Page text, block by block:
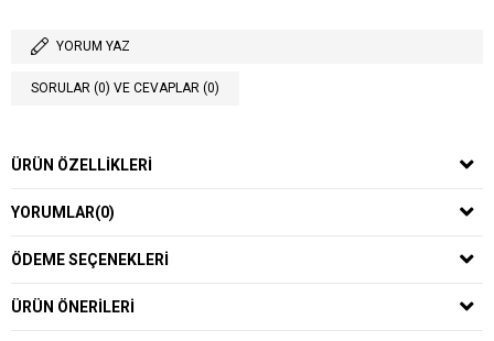
YORUM YAZ
SORULAR (0) VE CEVAPLAR (0)
ÜRÜN ÖZELLIKLERI
YORUMLAR(0)
ÖDEME SEÇENEKLERI
ÜRÜN ÖNERILERI